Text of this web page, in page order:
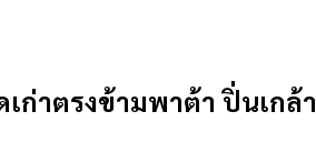
ก่าตรงข้ามพาต้า ปิ่นเกล้า